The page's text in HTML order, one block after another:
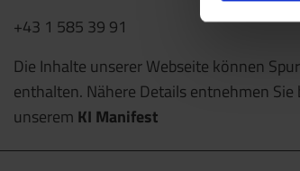
+43 1 585 39 91
Die Inhalte unserer Webseite können
enthalten. Nähere Details entnehmen Sie
unserem KI Manifest